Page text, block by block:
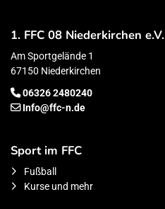
1. FFC 08 Niederkirchen e.V.
Am Sportgelände 1
67150 Niederkirchen
06326 2480240
Info@ffc-n.de
Sport im FFC
Fußball
Kurse und mehr